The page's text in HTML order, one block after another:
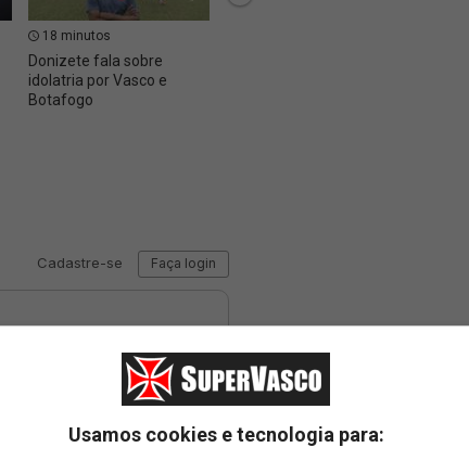
18 minutos
Donizete fala sobre
idolatria por Vasco e
Botafogo
Usamos cookies e tecnologia para: